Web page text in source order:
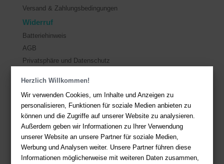
Herzlich Willkommen!
Wir verwenden Cookies, um Inhalte und Anzeigen zu
personalisieren, Funktionen für soziale Medien anbieten zu
können und die Zugriffe auf unserer Website zu analysieren.
Außerdem geben wir Informationen zu Ihrer Verwendung
unserer Website an unsere Partner für soziale Medien,
Werbung und Analysen weiter. Unsere Partner führen diese
Informationen möglicherweise mit weiteren Daten zusammen,
Versand & Zahlungsbedingungen
Widerruf
Batteriehinweis
AGB
Privatsphäre und Datenschutz
Sie haben Fragen? Hier finden Sie Antworten auf häufig gestellte
Fragen.
Fragen per E-Mail: service@deutsche-buchhandlung.de
Telefon: +49 (0)511 - 982 684 41
Ihre Vorteile bei uns